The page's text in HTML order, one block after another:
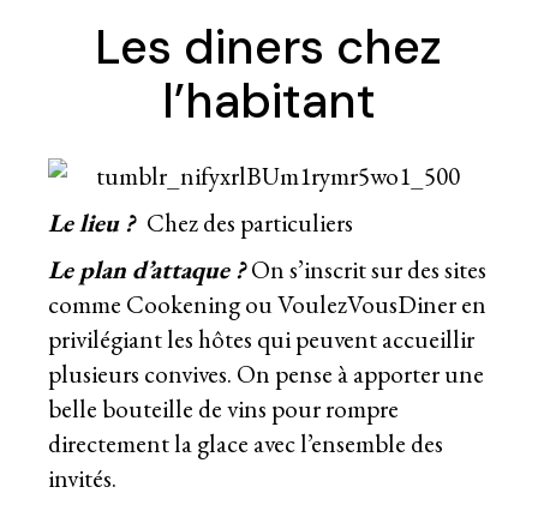
Les diners chez
l’habitant
Le lieu ? Chez des particuliers
Le plan d’attaque ?On s’inscrit sur des sites
comme CookeningouVoulezVousDineren
privilégiant les hôtes qui peuvent accueillir
plusieurs convives. On pense à apporter une
belle bouteille de vins pour rompre
directement la glace avec l’ensemble des
invités.